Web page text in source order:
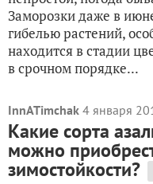
Заморозки даже в
гибелью растений,
находится в стадии
в срочном порядке...
InnATimchak 4 января
Какие сорта
можно
зимостойкости?